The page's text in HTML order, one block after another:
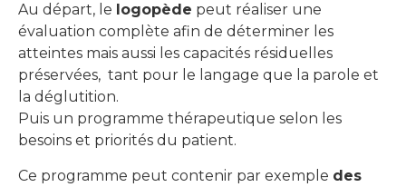
Au départ, le logopède peut réaliser une
évaluation complète afin de déterminer les
atteintes mais aussi les capacités résiduelles
préservées, tant pour le langage que la parole et
la déglutition.
Puis un programme thérapeutique selon les
besoins et priorités du patient.
Ce programme peut contenir par exemple des